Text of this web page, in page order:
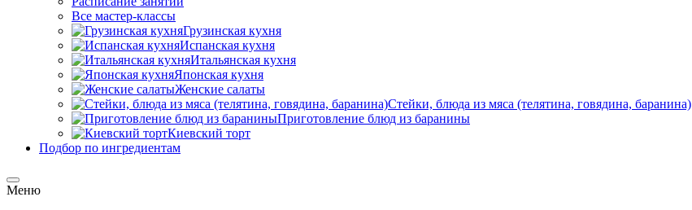
Все мастер-классы
Грузинская кухня
Испанская кухня
Итальянская кухня
Японская кухня
Женские салаты
Стейки, блюда из мяса (телятина, говядина, баранина)
Приготовление блюд из баранины
Киевский торт
Подбор по ингредиентам
Меню